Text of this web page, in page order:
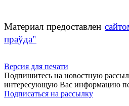
Материал предоставлен
праўда"
Версия для печати
Подпишитесь на новостную
интересующую Вас информацию
Подписаться на рассылку